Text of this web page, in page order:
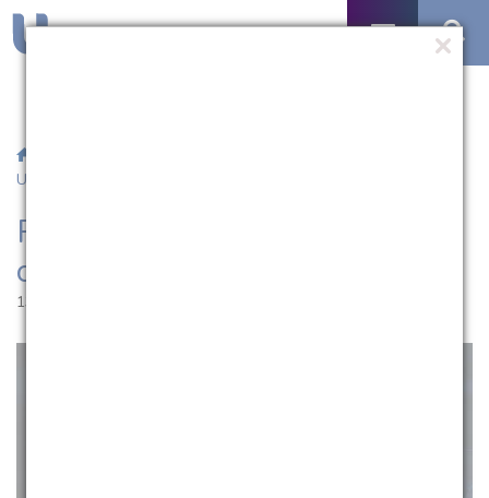
Universitário
Prorrogadas as inscrições para
o Salão Universitário
13.09.2017 | 17:21